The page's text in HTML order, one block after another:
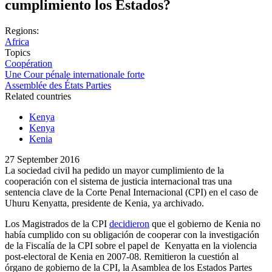
cumplimiento los Estados?
Regions:
Africa
Topics
Coopération
Une Cour pénale internationale forte
Assemblée des États Parties
Related countries
Kenya
Kenya
Kenia
27 September 2016
La sociedad civil ha pedido un mayor cumplimiento de la
cooperación con el sistema de justicia internacional tras una
sentencia clave de la Corte Penal Internacional (CPI) en el caso de
Uhuru Kenyatta, presidente de Kenia, ya archivado.
Los Magistrados de la CPI decidieron que el gobierno de Kenia no
había cumplido con su obligación de cooperar con la investigación
de la Fiscalía de la CPI sobre el papel de Kenyatta en la violencia
post-electoral de Kenia en 2007-08. Remitieron la cuestión al
órgano de gobierno de la CPI, la Asamblea de los Estados Partes